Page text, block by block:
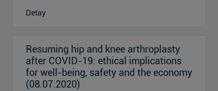
Detay
Resuming hip and knee arthroplasty
after COVID-19: ethical implications
for well-being, safety and the economy
(08.07.2020)